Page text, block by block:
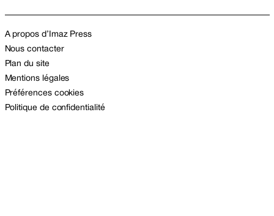
A propos d’Imaz Press
Nous contacter
Plan du site
Mentions légales
Préférences cookies
Politique de confidentialité